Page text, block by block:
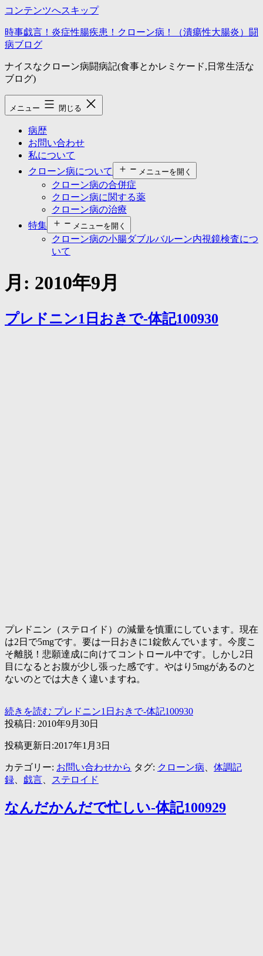
コンテンツへスキップ
時事戯言！炎症性腸疾患！クローン病！（潰瘍性大腸炎）闘
病ブログ
ナイスなクローン病闘病記(食事とかレミケード,日常生活な
ブログ)
メニュー 閉じる
病歴
お問い合わせ
私について
クローン病について
メニューを開く
クローン病の合併症
クローン病に関する薬
クローン病の治療
特集
メニューを開く
クローン病の小腸ダブルバルーン内視鏡検査につ
いて
月: 2010年9月
プレドニン1日おきで-体記100930
プレドニン（ステロイド）の減量を慎重にしています。現在
は2日で5mgです。要は一日おきに1錠飲んでいます。今度こ
そ離脱！悲願達成に向けてコントロール中です。しかし2日
目になるとお腹が少し張った感です。やはり5mgがあるのと
ないのとでは大きく違いますね。
続きを読む プレドニン1日おきで-体記100930
投稿日: 2010年9月30日
投稿更新日:2017年1月3日
カテゴリー: お問い合わせから タグ: クローン病
体調記
録
戯言 ステロイド
なんだかんだで忙しい-体記100929